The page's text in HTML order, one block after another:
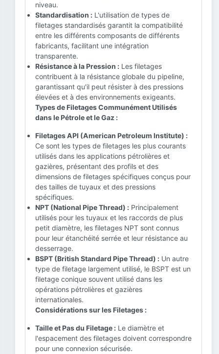
niveau.
Standardisation : L'utilisation de types de
filetages standardisés garantit la compatibilité
entre les différents composants de différents
fabricants, facilitant une intégration
transparente.
Résistance à la Pression : Les filetages
contribuent à la résistance globale du pipeline,
garantissant qu'il peut résister à des pressions
élevées et à des environnements exigeants.
Types de Filetages Communément Utilisés
dans le Pétrole et le Gaz :
Filetages API (American Petroleum Institute) :
Ce sont les types de filetages les plus courants
utilisés dans les applications pétrolières et
gazières, présentant des profils et des
dimensions de filetages spécifiques conçus pour
des tailles de tuyaux et des pressions
spécifiques.
NPT (National Pipe Thread) : Principalement
utilisés pour les tuyaux et les raccords de plus
petit diamètre, les filetages NPT sont connus
pour leur étanchéité serrée et leur résistance au
desserrage.
BSPT (British Standard Pipe Thread) : Un autre
type de filetage largement utilisé, le BSPT est un
filetage conique souvent utilisé dans les
opérations pétrolières et gazières
internationales.
Considérations sur les Filetages :
Taille et Pas du Filetage : Le diamètre et
l'espacement des filetages doivent correspondre
pour une connexion sécurisée.